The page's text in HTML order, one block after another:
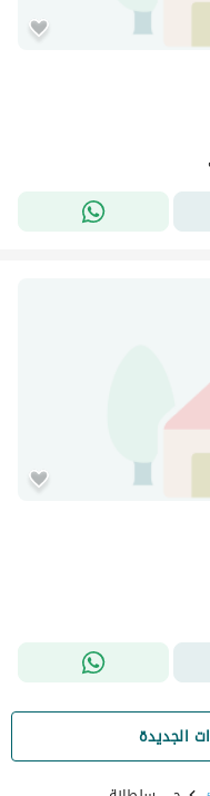
الجديدة